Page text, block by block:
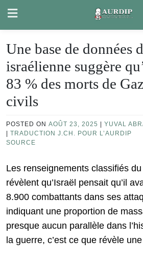
content
Une base de données
israélienne suggère
83 % des morts de
civils
POSTED ON AOÛT 23, 2025 YUVAL
TRADUCTION J.CH. POUR L’AURDIP
SOURCE
Les renseignements classifiés
révèlent qu’Israël pensait qu’il
8.900 combattants dans ses
indiquant une proportion de
presque aucun parallèle dans
la guerre, c’est ce que révèle